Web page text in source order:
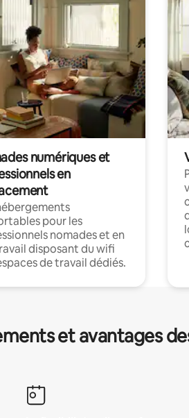
numériques et
en
pour les
nomades et en
disposant du wifi
de travail dédiés.
et avantages